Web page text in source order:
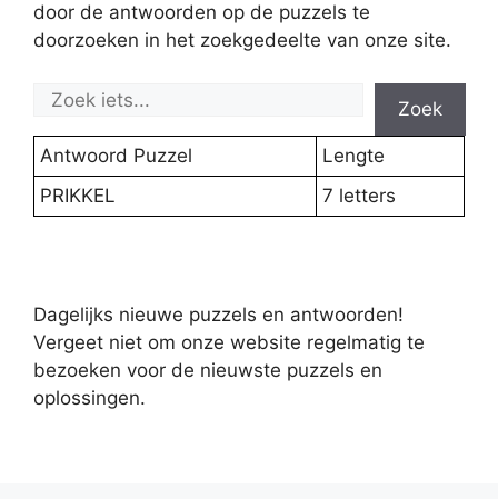
door de antwoorden op de puzzels te
doorzoeken in het zoekgedeelte van onze site.
Zoek
Antwoord Puzzel
Lengte
PRIKKEL
7 letters
Dagelijks nieuwe puzzels en antwoorden!
Vergeet niet om onze website regelmatig te
bezoeken voor de nieuwste puzzels en
oplossingen.